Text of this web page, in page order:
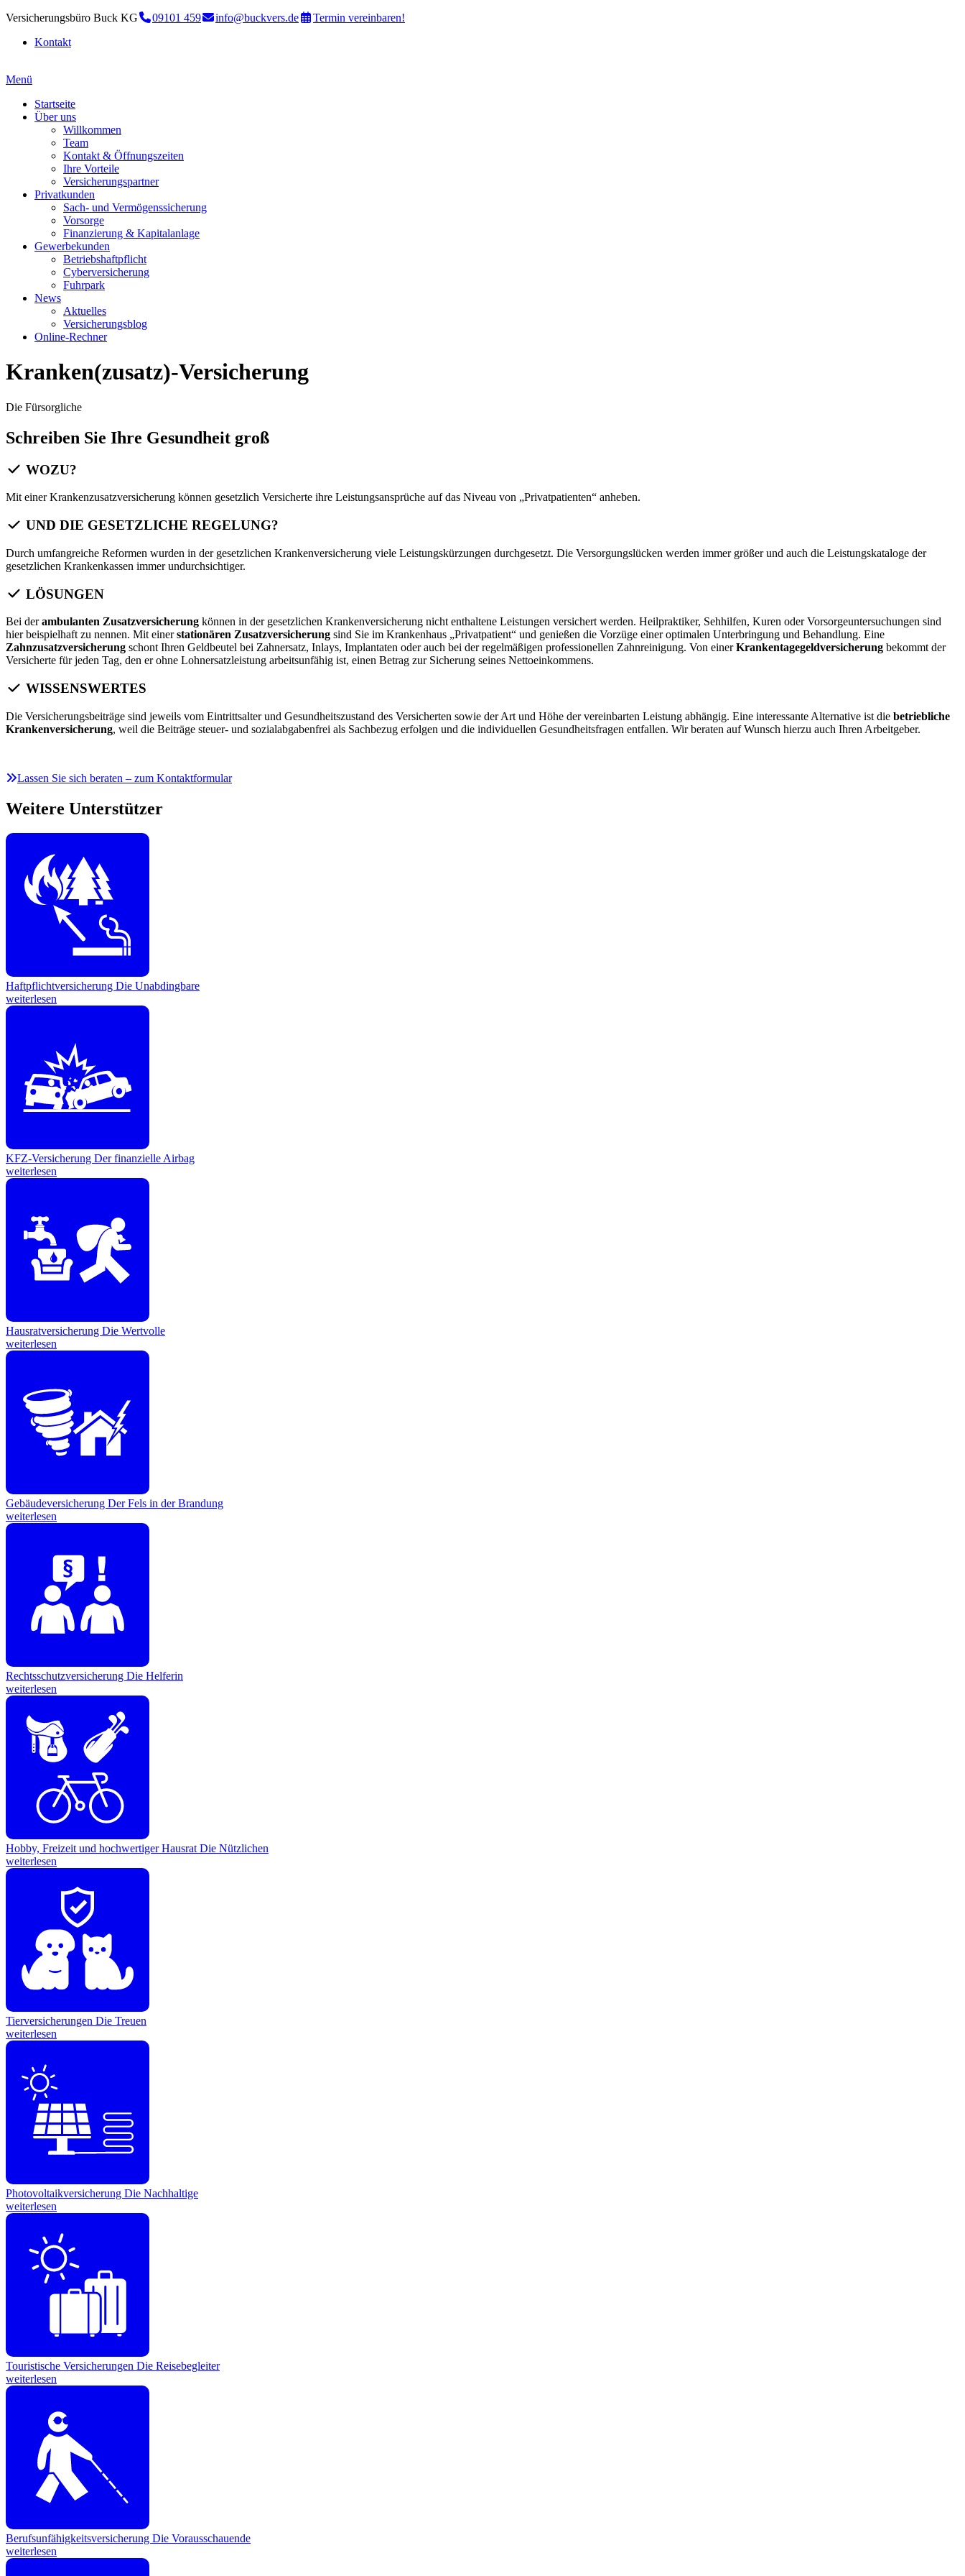
Versicherungsbüro Buck KG 09101 459 info@buckvers.de
Termin vereinbaren!
Kontakt
Menü
Startseite
Über uns
Willkommen
Team
Kontakt & Öffnungszeiten
Ihre Vorteile
Versicherungspartner
Privatkunden
Sach- und Vermögenssicherung
Vorsorge
Finanzierung & Kapitalanlage
Gewerbekunden
Betriebshaftpflicht
Cyberversicherung
Fuhrpark
News
Aktuelles
Versicherungsblog
Online-Rechner
Kranken(zusatz)-Versicherung
Die Fürsorgliche
Schreiben Sie Ihre Gesundheit groß
WOZU?
Mit einer Krankenzusatzversicherung können gesetzlich Versicherte ihre Leistungsansprüche auf das Niveau von „Privatpatienten“ anheben.
UND DIE GESETZLICHE REGELUNG?
Durch umfangreiche Reformen wurden in der gesetzlichen Krankenversicherung viele Leistungskürzungen durchgesetzt. Die Versorgungslücken werden immer größer und auch die Leistungskataloge der
gesetzlichen Krankenkassen immer undurchsichtiger.
LÖSUNGEN
Bei derambulanten Zusatzversicherung können in der gesetzlichen Krankenversicherung nicht enthaltene Leistungen versichert werden. Heilpraktiker, Sehhilfen, Kuren oder Vorsorgeuntersuchungen sind
hier beispielhaft zu nennen. Mit einerstationären Zusatzversicherung sind Sie im Krankenhaus „Privatpatient“ und genießen die Vorzüge einer optimalen Unterbringung und Behandlung. Eine
Zahnzusatzversicherung schont Ihren Geldbeutel bei Zahnersatz, Inlays, Implantaten oder auch bei der regelmäßigen professionellen Zahnreinigung. Von einerKrankentagegeldversicherung bekommt der
Versicherte für jeden Tag, den er ohne Lohnersatzleistung arbeitsunfähig ist, einen Betrag zur Sicherung seines Nettoeinkommens.
WISSENSWERTES
Die Versicherungsbeiträge sind jeweils vom Eintrittsalter und Gesundheitszustand des Versicherten sowie der Art und Höhe der vereinbarten Leistung abhängig. Eine interessante Alternative ist die betriebliche
Krankenversicherung, weil die Beiträge steuer- und sozialabgabenfrei als Sachbezug erfolgen und die individuellen Gesundheitsfragen entfallen. Wir beraten auf Wunsch hierzu auch Ihren Arbeitgeber.
Lassen Sie sich beraten – zum Kontaktformular
Weitere Unterstützer
Haftpflichtversicherung Die Unabdingbare
weiterlesen
KFZ-Versicherung Der finanzielle Airbag
weiterlesen
Hausratversicherung Die Wertvolle
weiterlesen
Gebäudeversicherung Der Fels in der Brandung
weiterlesen
Rechtsschutzversicherung Die Helferin
weiterlesen
Hobby, Freizeit und hochwertiger Hausrat Die Nützlichen
weiterlesen
Tierversicherungen Die Treuen
weiterlesen
Photovoltaikversicherung Die Nachhaltige
weiterlesen
Touristische Versicherungen Die Reisebegleiter
weiterlesen
Berufsunfähigkeitsversicherung Die Vorausschauende
weiterlesen